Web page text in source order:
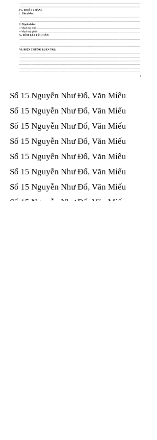
Số 15 Nguyễn Như Đổ, Văn Miếu​​​​
Số 15 Nguyễn Như Đổ, Văn Miếu​​​​
Số 15 Nguyễn Như Đổ, Văn Miếu​​​​
Số 15 Nguyễn Như Đổ, Văn Miếu​​​​
Số 15 Nguyễn Như Đổ, Văn Miếu​​​​
Số 15 Nguyễn Như Đổ, Văn Miếu​​​​
Số 15 Nguyễn Như Đổ, Văn Miếu​​​​
Số 15 Nguyễn Như Đổ, Văn Miếu​​​​